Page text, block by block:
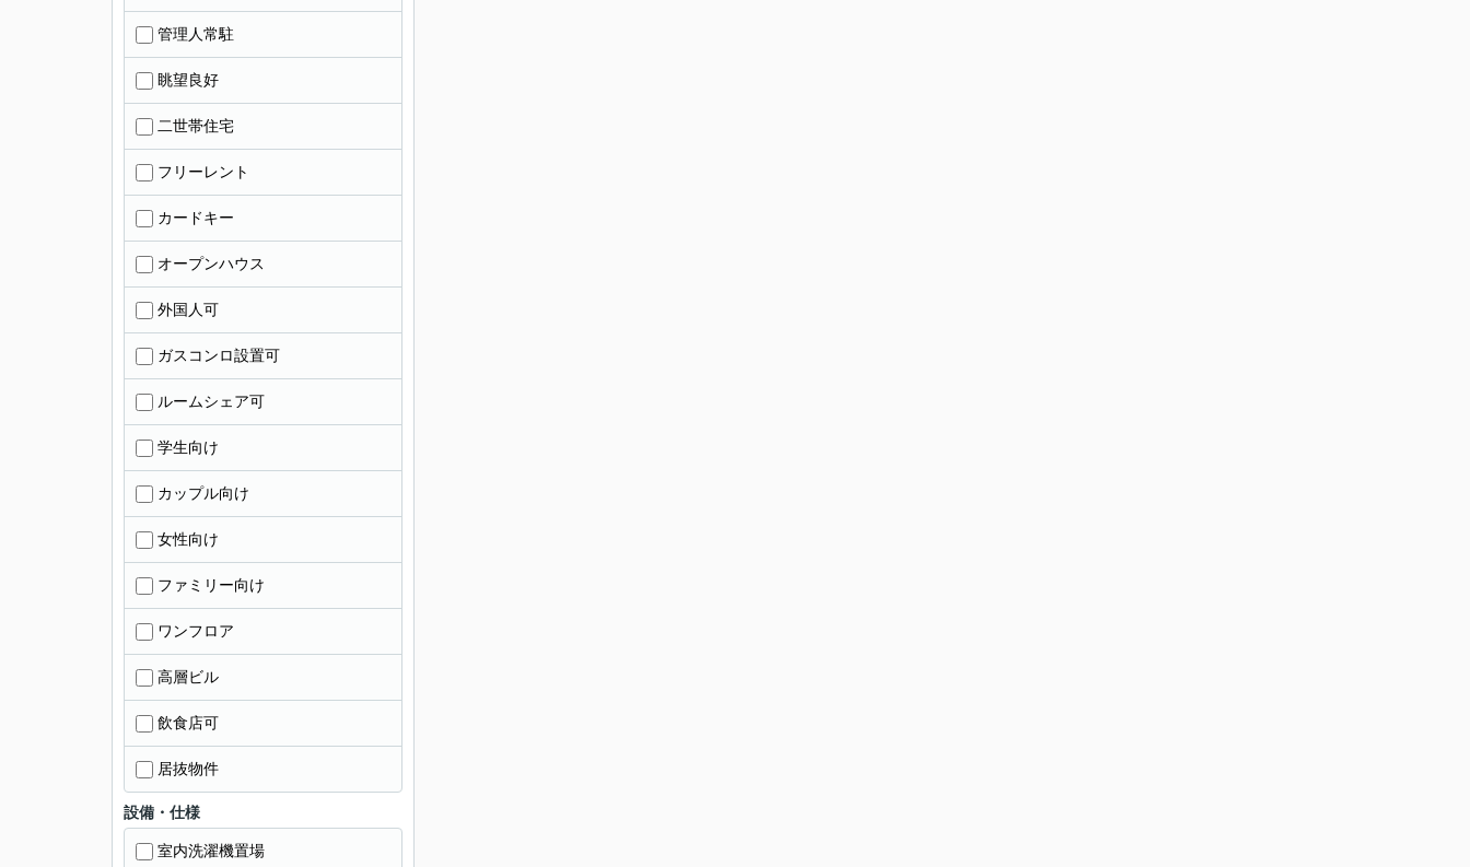
管理人常駐
眺望良好
二世帯住宅
フリーレント
カードキー
オープンハウス
外国人可
ガスコンロ設置可
ルームシェア可
学生向け
カップル向け
女性向け
ファミリー向け
ワンフロア
高層ビル
飲食店可
居抜物件
設備・仕様
室内洗濯機置場